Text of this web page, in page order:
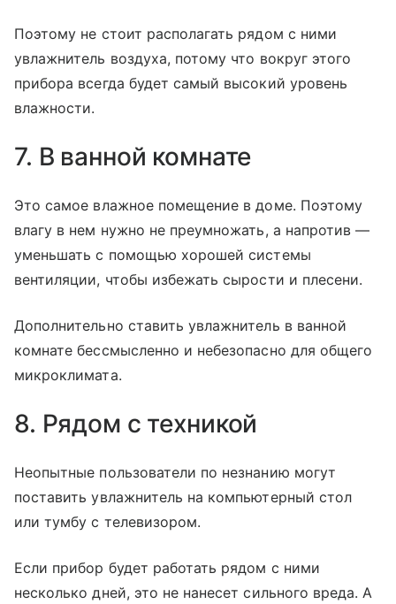
Поэтому не стоит располагать рядом с ними
увлажнитель воздуха, потому что вокруг этого
прибора всегда будет самый высокий уровень
влажности.
7. В ванной комнате
Это самое влажное помещение в доме. Поэтому
влагу в нем нужно не преумножать, а напротив —
уменьшать с помощью хорошей системы
вентиляции, чтобы избежать сырости и плесени.
Дополнительно ставить увлажнитель в ванной
комнате бессмысленно и небезопасно для общего
микроклимата.
8. Рядом с техникой
Неопытные пользователи по незнанию могут
поставить увлажнитель на компьютерный стол
или тумбу с телевизором.
Если прибор будет работать рядом с ними
несколько дней, это не нанесет сильного вреда. А